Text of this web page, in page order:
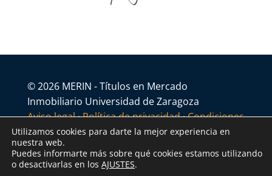
© 2026 MERIN - Títulos en Mercado
Inmobiliario Universidad de Zaragoza
Aviso legal·Política de privacidad·Condiciones
generales
Utilizamos cookies para darte la mejor experiencia en
nuestra web.
Puedes informarte más sobre qué cookies estamos utilizando
o desactivarlas en los AJUSTES.